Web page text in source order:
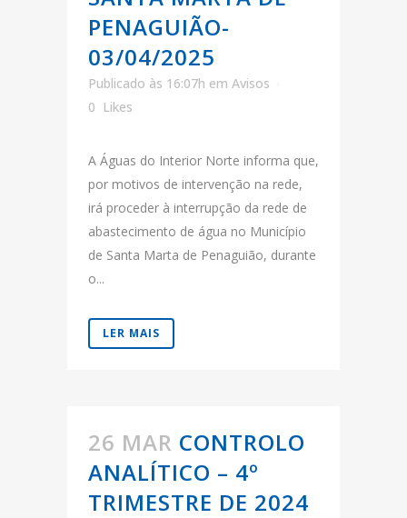
PENAGUIÃO-
03/04/2025
Publicado às 16:07h em Avisos
0 Likes
A Águas do Interior Norte informa que,
por motivos de intervenção na rede,
irá proceder à interrupção da rede de
abastecimento de água no Município
de Santa Marta de Penaguião, durante
o...
LER MAIS
26 MAR CONTROLO
ANALÍTICO – 4º
TRIMESTRE DE 2024